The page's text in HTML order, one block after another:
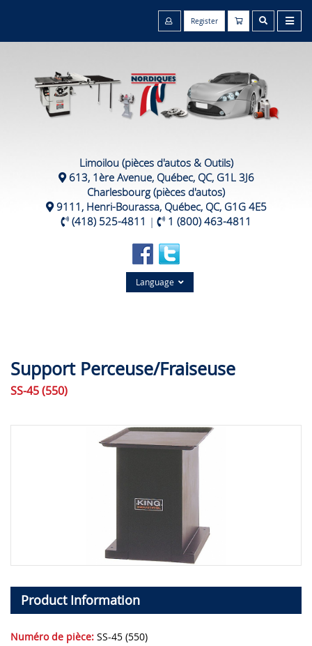
Register
Limoilou (pièces d'autos & Outils)
613, 1ère Avenue, Québec, QC, G1L 3J6
Charlesbourg (pièces d'autos)
9111, Henri-Bourassa, Québec, QC, G1G 4E5
(418) 525-4811 | 1 (800) 463-4811
Language
Support Perceuse/Fraiseuse
SS-45 (550)
Product Information
Numéro de pièce: SS-45 (550)